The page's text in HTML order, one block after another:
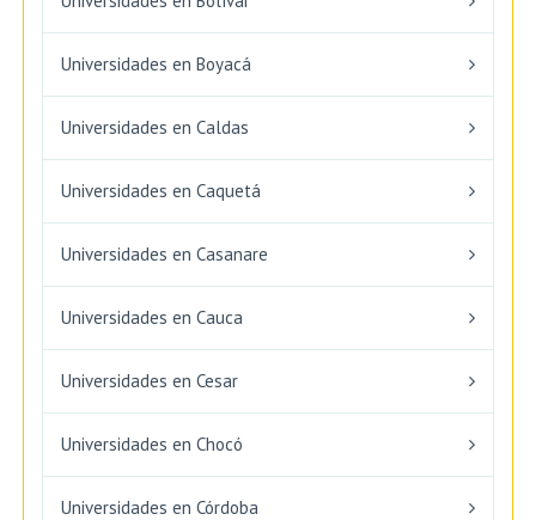
Universidades en Boyacá
Universidades en Caldas
Universidades en Caquetá
Universidades en Casanare
Universidades en Cauca
Universidades en Cesar
Universidades en Chocó
Universidades en Córdoba